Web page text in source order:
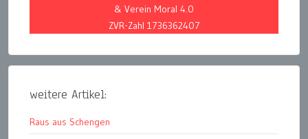
& Verein Moral 4.0
ZVR-Zahl 1736362407
weitere Artikel:
Raus aus Schengen